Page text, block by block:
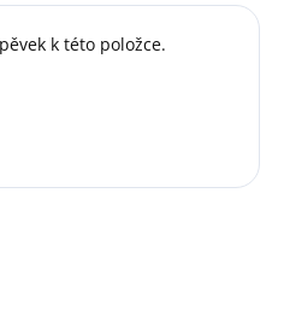
k této položce.